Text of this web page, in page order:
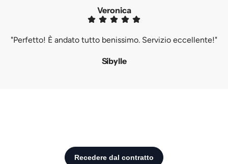
Veronica
"Perfetto! È andato tutto benissimo. Servizio eccellente!"
Sibylle